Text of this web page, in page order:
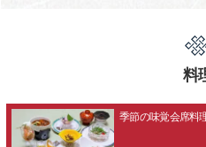
料
季節の味覚会席料